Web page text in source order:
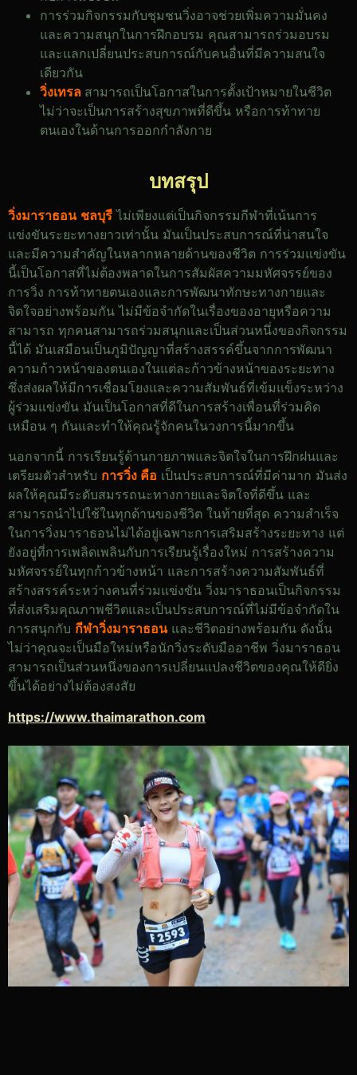
การร่วมกิจกรรมกับชุมชนวิ่งอาจช่วยเพิ่มความมั่นคง
และความสนุกในการฝึกอบรม คุณสามารถร่วมอบรม
และแลกเปลี่ยนประสบการณ์กับคนอื่นที่มีความสนใจ
เดียวกัน
วิ่งเทรล สามารถเป็นโอกาสในการตั้งเป้าหมายในชีวิต
ไม่ว่าจะเป็นการสร้างสุขภาพที่ดีขึ้น หรือการท้าทาย
ตนเองในด้านการออกกำลังกาย
บทสรุป
วิ่งมาราธอน ชลบุรี ไม่เพียงแต่เป็นกิจกรรมกีฬาที่เน้นการ
แข่งขันระยะทางยาวเท่านั้น มันเป็นประสบการณ์ที่น่าสนใจ
และมีความสำคัญในหลากหลายด้านของชีวิต การร่วมแข่งขัน
นี้เป็นโอกาสที่ไม่ต้องพลาดในการสัมผัสความมหัศจรรย์ของ
การวิ่ง การท้าทายตนเองและการพัฒนาทักษะทางกายและ
จิตใจอย่างพร้อมกันไม่มีข้อจำกัดในเรื่องของอายุหรือความ
สามารถ ทุกคนสามารถร่วมสนุกและเป็นส่วนหนึ่งของกิจกรรม
นี้ได้ มันเสมือนเป็นภูมิปัญญาที่สร้างสรรค์ขึ้นจากการพัฒนา
ความก้าวหน้าของตนเองในแต่ละก้าวข้างหน้าของระยะทาง
ซึ่งส่งผลให้มีการเชื่อมโยงและความสัมพันธ์ที่เข้มแข็งระหว่าง
ผู้ร่วมแข่งขัน มันเป็นโอกาสที่ดีในการสร้างเพื่อนที่ร่วมคิด
เหมือน ๆ กันและทำให้คุณรู้จักคนในวงการนี้มากขึ้น
นอกจากนี้ การเรียนรู้ด้านกายภาพและจิตใจในการฝึกฝนและ
เตรียมตัวสำหรับ การวิ่ง คือ เป็นประสบการณ์ที่มีค่ามาก มันส่ง
ผลให้คุณมีระดับสมรรถนะทางกายและจิตใจที่ดีขึ้น และ
สามารถนำไปใช้ในทุกด้านของชีวิต ในท้ายที่สุด ความสำเร็จ
ในการวิ่งมาราธอนไม่ได้อยู่เฉพาะการเสริมสร้างระยะทาง แต่
ยังอยู่ที่การเพลิดเพลินกับการเรียนรู้เรื่องใหม่ การสร้างความ
มหัศจรรย์ในทุกก้าวข้างหน้า และการสร้างความสัมพันธ์ที่
สร้างสรรค์ระหว่างคนที่ร่วมแข่งขัน วิ่งมาราธอนเป็นกิจกรรม
ที่ส่งเสริมคุณภาพชีวิตและเป็นประสบการณ์ที่ไม่มีข้อจำกัดใน
การสนุกกับ กีฬาวิ่งมาราธอนและชีวิตอย่างพร้อมกัน ดังนั้น
ไม่ว่าคุณจะเป็นมือใหม่หรือนักวิ่งระดับมืออาชีพ วิ่งมาราธอน
สามารถเป็นส่วนหนึ่งของการเปลี่ยนแปลงชีวิตของคุณให้ดียิ่ง
ขึ้นได้อย่างไม่ต้องสงสัย
https://www.thaimarathon.com